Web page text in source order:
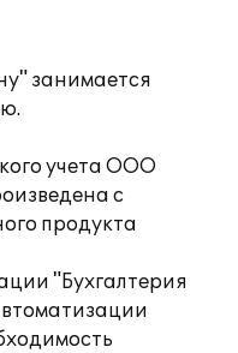
занимается
учета ООО
с
продукта
"Бухгалтерия